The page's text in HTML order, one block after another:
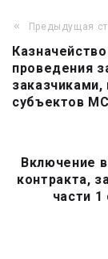
Навигация
по
записям
Предыдущая
проведения
субъектов
Включение
контракта,
части